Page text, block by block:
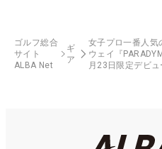
ゴルフ総合
サイト
ALBA Net
ギ
ア
女子プロ一番人
ウェイ『
月23日限定デビュ